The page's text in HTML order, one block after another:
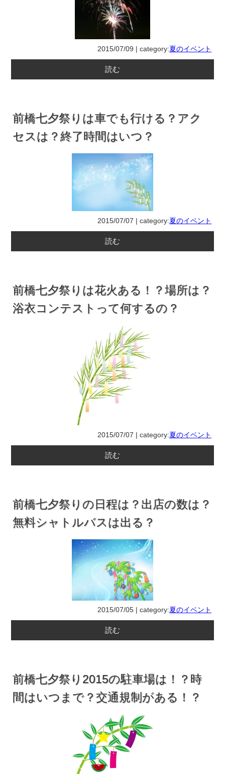
2015/07/09 | category:夏のイベント
読む
前橋七夕祭りは車でも行ける？アク
セスは？終了時間はいつ？
2015/07/07 | category:夏のイベント
読む
前橋七夕祭りは花火ある！？場所は？
浴衣コンテストって何するの？
2015/07/07 | category:夏のイベント
読む
前橋七夕祭りの日程は？出店の数は？
無料シャトルバスは出る？
2015/07/05 | category:夏のイベント
読む
前橋七夕祭り2015の駐車場は！？時
間はいつまで？交通規制がある！？